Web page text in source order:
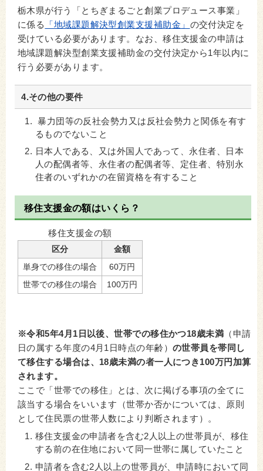
栃木県が行う「とちぎまるごと創業プロデュース事業」
に係る
「地域課題解決型創業支援補助金」 の交付決定を
受けている必要があります。なお、移住支援金の申請は
地域課題解決型創業支援補助金の交付決定から1年以内に
行う必要があります。
4.その他の要件
暴力団等の反社会勢力又は反社会勢力と関係を有す
るものでないこと
日本人である、又は外国人であって、永住者、日本
人の配偶者等、永住者の配偶者等、定住者、特別永
住者のいずれかの在留資格を有すること
移住支援金の額はいくら？
移住支援金の額
区分
金額
単身での移住の場合
60万円
世帯での移住の場合
100万円
※令和5年4月1日以後、世帯での移住かつ18歳未満 （申請
日の属する年度の4月1日時点の年齢）の世帯員を帯同し
て移住する場合は、18歳未満の者一人につき100万円加算
されます。
ここで「世帯での移住」とは、次に掲げる事項の全てに
該当する場合をいいます（世帯か否かについては、原則
として住民票の世帯人数により判断されます）。
移住支援金の申請者を含む2人以上の世帯員が、移住
する前の在住地において同一世帯に属していたこと
申請者を含む2人以上の世帯員が、申請時において同